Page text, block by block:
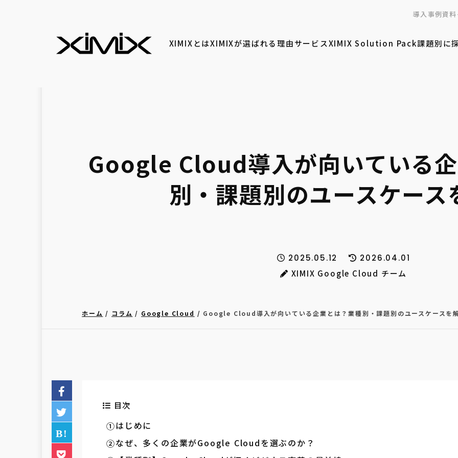
導入事例資
XIMIXとはXIMIXが選ばれる理由サービスXIMIX Solution Pack課題別に
Google Cloud導入が向いている
別・課題別のユースケース
2025.05.12
2026.04.01
XIMIX Google Cloud チーム
ホーム コラム Google Cloud Google Cloud導入が向いている企業とは？業種別・課題別のユースケースを
目次
はじめに
なぜ、多くの企業がGoogle Cloudを選ぶのか？